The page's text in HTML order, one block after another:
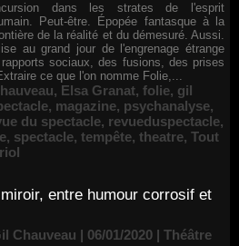
dans les strates de l'esprit
Peut-être. Épopée fantasque à la
de la réalité et du démesuré. Aussi.
au grand jour de l'engrenage étrange
sociaux, des fusions, des prises
ce que l'on nomme Folie,...
, Elsa Granat, folie, gil
, magazine, psychanalyse,
du spectacle, revueduspectacle,
, spectacle, tempête, theatre, Tout
entre humour corrosif et
Chauveau | 06/01/2020 | Théâtre